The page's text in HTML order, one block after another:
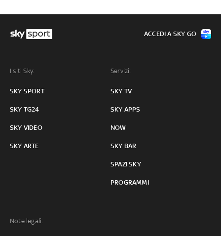
I siti Sky:
SKY SPORT
SKY TG24
SKY VIDEO
SKY ARTE
Servizi:
SKY TV
SKY APPS
NOW
SKY BAR
SPAZI SKY
PROGRAMMI
Note legali:
ACCEDI A SKY GO